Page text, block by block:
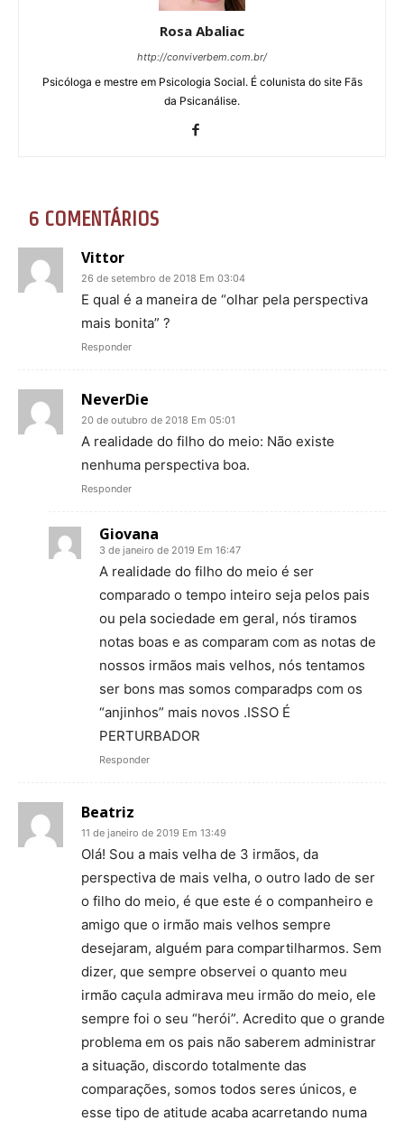
Rosa Abaliac
http://conviverbem.com.br/
Psicóloga e mestre em Psicologia Social. É colunista do site Fãs
da Psicanálise.
6 COMENTÁRIOS
Vittor
26 de setembro de 2018 Em 03:04
E qual é a maneira de “olhar pela perspectiva
mais bonita” ?
Responder
NeverDie
20 de outubro de 2018 Em 05:01
A realidade do filho do meio: Não existe
nenhuma perspectiva boa.
Responder
Giovana
3 de janeiro de 2019 Em 16:47
A realidade do filho do meio é ser
comparado o tempo inteiro seja pelos pais
ou pela sociedade em geral, nós tiramos
notas boas e as comparam com as notas de
nossos irmãos mais velhos, nós tentamos
ser bons mas somos comparadps com os
“anjinhos” mais novos .ISSO É
PERTURBADOR
Responder
Beatriz
11 de janeiro de 2019 Em 13:49
Olá! Sou a mais velha de 3 irmãos, da
perspectiva de mais velha, o outro lado de ser
o filho do meio, é que este é o companheiro e
amigo que o irmão mais velhos sempre
desejaram, alguém para compartilharmos. Sem
dizer, que sempre observei o quanto meu
irmão caçula admirava meu irmão do meio, ele
sempre foi o seu “herói”. Acredito que o grande
problema em os pais não saberem administrar
a situação, discordo totalmente das
comparações, somos todos seres únicos, e
esse tipo de atitude acaba acarretando numa